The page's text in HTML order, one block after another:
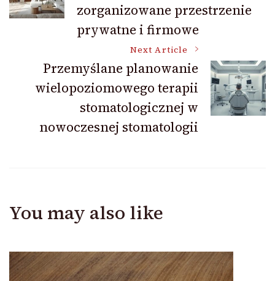
zorganizowane przestrzenie
prywatne i firmowe
Next Article
Przemyślane planowanie
wielopoziomowego terapii
stomatologicznej w
nowoczesnej stomatologii
You may also like